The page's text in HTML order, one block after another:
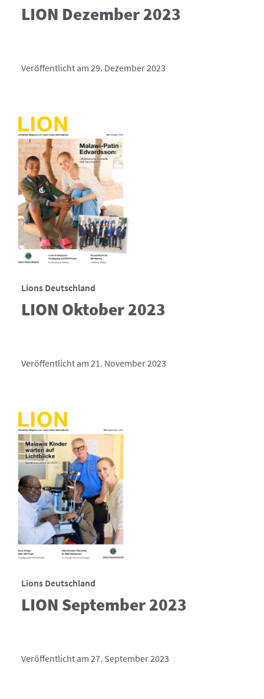
LION Dezember 2023
Veröffentlicht am 29. Dezember 2023
Lions Deutschland
LION Oktober 2023
Veröffentlicht am 21. November 2023
Lions Deutschland
LION September 2023
Veröffentlicht am 27. September 2023